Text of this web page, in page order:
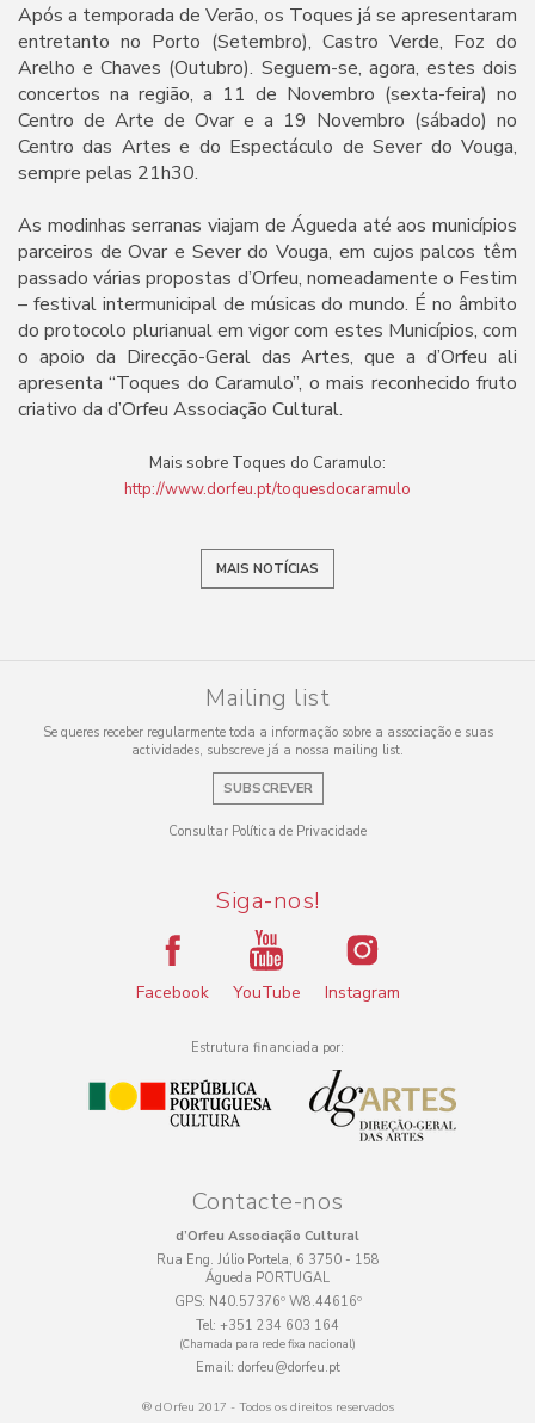
Após a temporada de Verão, os Toques já se apresentaram
entretanto no Porto (Setembro), Castro Verde, Foz do
Arelho e Chaves (Outubro). Seguem-se, agora, estes dois
concertos na região, a 11 de Novembro (sexta-feira) no
Centro de Arte de Ovar e a 19 Novembro (sábado) no
Centro das Artes e do Espectáculo de Sever do Vouga,
sempre pelas 21h30.
As modinhas serranas viajam de Águeda até aos municípios
parceiros de Ovar e Sever do Vouga, em cujos palcos têm
passado várias propostas d’Orfeu, nomeadamente o Festim
– festival intermunicipal de músicas do mundo. É no âmbito
do protocolo plurianual em vigor com estes Municípios, com
o apoio da Direcção-Geral das Artes, que a d’Orfeu ali
apresenta “Toques do Caramulo”, o mais reconhecido fruto
criativo da d’Orfeu Associação Cultural.
Mais sobre Toques do Caramulo:
http://www.dorfeu.pt/toquesdocaramulo
MAIS NOTÍCIAS
Mailing list
Se queres receber regularmente toda a informação sobre a associação e suas
actividades, subscreve já a nossa mailing list.
SUBSCREVER
Consultar Política de Privacidade
Siga-nos!
Facebook YouTube Instagram
Estrutura financiada por:
Contacte-nos
d’Orfeu Associação Cultural
Rua Eng. Júlio Portela, 6 3750 - 158
Águeda PORTUGAL
GPS: N40.57376º W8.44616º
Tel: +351 234 603 164
(Chamada para rede fixa nacional)
Email: dorfeu@dorfeu.pt
® dOrfeu 2017 - Todos os direitos reservados